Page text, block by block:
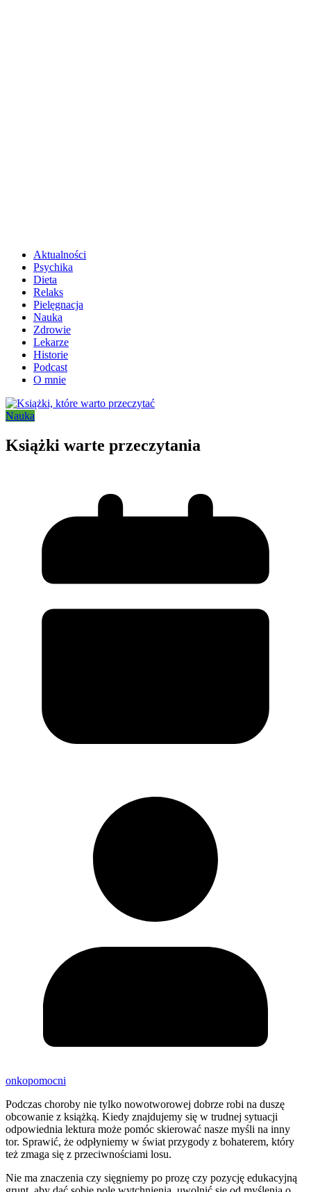
Aktualności
Psychika
Dieta
Relaks
Pielęgnacja
Nauka
Zdrowie
Lekarze
Historie
Podcast
O mnie
Nauka
Książki warte przeczytania
onkopomocni
Podczas choroby nie tylko nowotworowej dobrze robi na duszę
obcowanie z książką. Kiedy znajdujemy się w trudnej sytuacji
odpowiednia lektura może pomóc skierować nasze myśli na inny
tor. Sprawić, że odpłyniemy w świat przygody z bohaterem, który
też zmaga się z przeciwnościami losu.
Nie ma znaczenia czy sięgniemy po prozę czy pozycję edukacyjną